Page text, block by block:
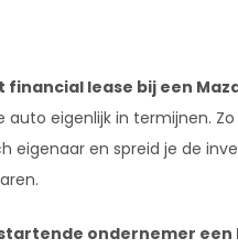
financial lease bij een
auto eigenlijk in termijnen. Zo
eigenaar en spreid je de
ondernemer een